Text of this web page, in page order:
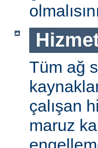
Tüm ağ
çalışan
maruz